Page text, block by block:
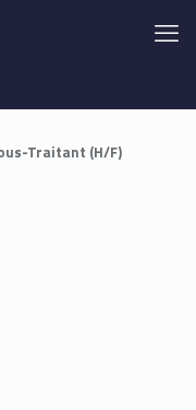
Traitant (H/F)